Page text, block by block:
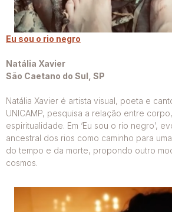
Eu sou o rio negro
Natália Xavier
São Caetano do Sul, SP
Natália Xavier é artista visual, poeta e
UNICAMP, pesquisa a relação entre
espiritualidade. Em ‘Eu sou o rio negro’,
ancestral dos rios como caminho para
do tempo e da morte, propondo outro
cosmos.